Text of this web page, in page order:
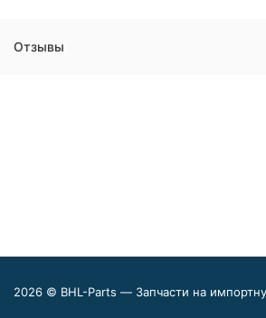
Отзывы
2026 © BHL-Parts — Запчасти на